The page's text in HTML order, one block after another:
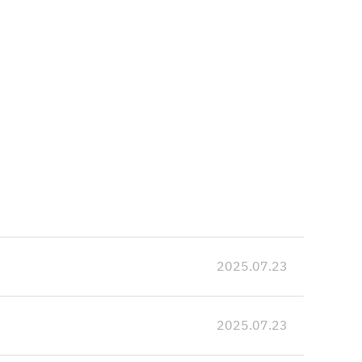
2025.07.23
2025.07.23